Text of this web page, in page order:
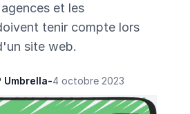
et les
tenir compte lors
site web.
Umbrella-4 octobre 2023